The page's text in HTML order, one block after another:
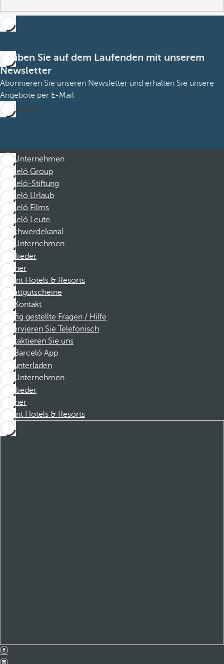
Bleiben Sie auf dem Laufenden mit unserem
Newsletter
Abonnieren Sie unseren Newsletter und erhalten Sie unsere
Angebote per E-Mail
Abonnieren
Unternehmen
Barceló Group
Barceló-Stiftung
Barceló Urlaub
Barceló Films
Barceló Leute
Beschwerdekanal
Unternehmen
Mitglieder
Partner
Dorint Hotels & Resorts
Rabattgutscheine
Kontakt
Häufig gestellte Fragen / Hilfe
Reservieren Sie Telefonisch
Kontaktieren Sie uns
Barceló App
Herunterladen
Unternehmen
Mitglieder
Partner
Dorint Hotels & Resorts